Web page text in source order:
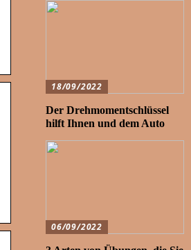
18/09/2022
Der Drehmomentschlüssel
hilft Ihnen und dem Auto
06/09/2022